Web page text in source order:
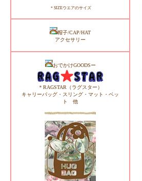
＊SIZEウエアのサイズ
帽子/CAP/HAT
アクセサリー
おでかけGOODSー
＊RAGSTAR（ラグスター）
キャリーバッグ・スリング・マット・ベッ
ト 他